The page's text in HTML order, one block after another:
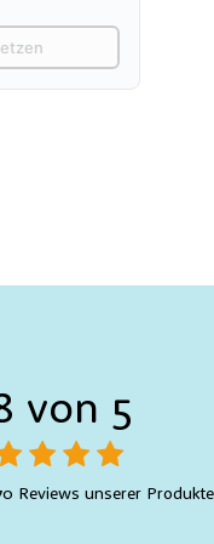
1
von 5
Reviews unserer Produkte